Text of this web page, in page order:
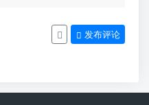
发布评论